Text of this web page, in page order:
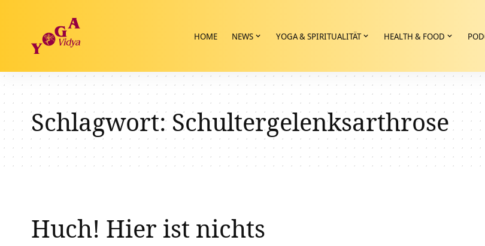
HOME NEWS YOGA & SPIRITUALITÄT HEALTH & FOOD
Schlagwort: Schultergelenksarthrose
Huch! Hier ist nichts